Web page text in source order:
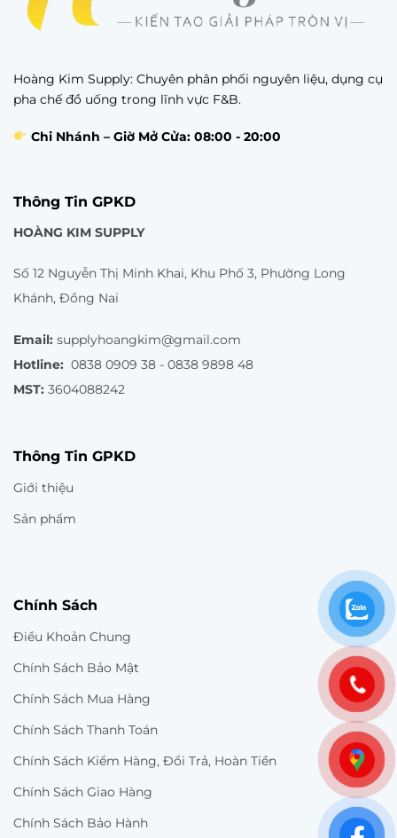
Hoàng Kim Supply: Chuyên phân phối nguyên liệu, dụng cụ
pha chế đồ uống trong lĩnh vực F&B.
Chi Nhánh – Giờ Mở Cửa: 08:00 - 20:00
Thông Tin GPKD
HOÀNG KIM SUPPLY
Số 12 Nguyễn Thị Minh Khai, Khu Phố 3, Phường Long
Khánh, Đồng Nai
Email: supplyhoangkim@gmail.com
Hotline: 0838 0909 38 - 0838 9898 48
MST: 3604088242
Thông Tin GPKD
Giới thiệu
Sản phẩm
Chính Sách
Điều Khoản Chung
Chính Sách Bảo Mật
Chính Sách Mua Hàng
Chính Sách Thanh Toán
Chính Sách Kiểm Hàng, Đổi Trả, Hoàn Tiền
Chính Sách Giao Hàng
Chính Sách Bảo Hành